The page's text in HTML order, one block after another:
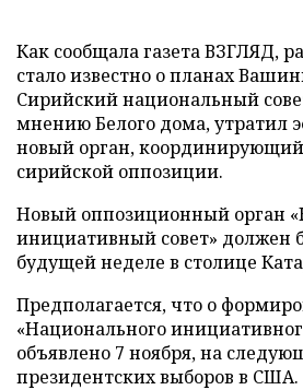
Как сообщала газета ВЗГЛЯД,
стало известно о планах
Сирийский национальный
мнению Белого дома, утратил
новый орган,
сирийской оппозиции.
Новый оппозиционный орган
инициативный совет» должен
будущей неделе в столице
Предполагается, что о
«Национального
объявлено 7 ноября, на
президентских выборов в США.